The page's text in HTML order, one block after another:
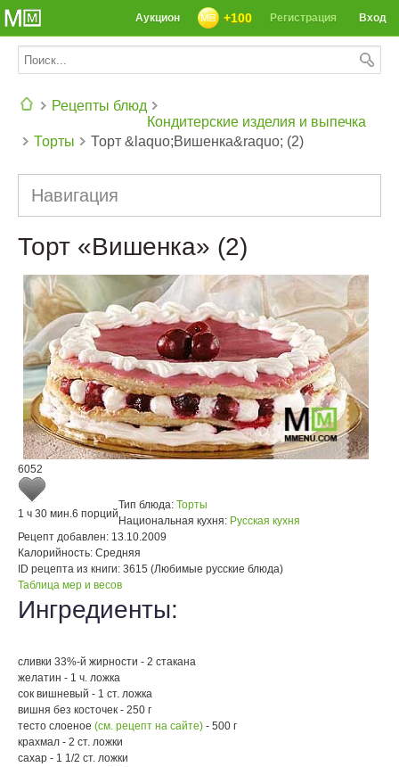
СЕГОДНЯ: 39142 РЕЦЕПТА
Вход
Регистрация
+100
Аукцион
Рецепты блюд
Кондитерские изделия и выпечка
Торты
Торт &laquo;Вишенка&raquo; (2)
Навигация
Торт «Вишенка» (2)
6052
1 ч 30 мин.6 порций
Тип блюда: Торты
Национальная кухня: Русская кухня
Рецепт добавлен: 13.10.2009
Калорийность: Средняя
ID рецепта из книги: 3615 (Любимые русские блюда)
Таблица мер и весов
Ингредиенты:
сливки 33%-й жирности - 2 стакана
желатин - 1 ч. ложка
сок вишневый - 1 ст. ложка
вишня без косточек - 250 г
тесто слоеное (см. рецепт на сайте) - 500 г
крахмал - 2 ст. ложки
сахар - 1 1/2 ст. ложки